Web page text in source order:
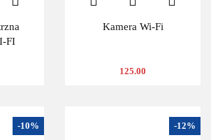
FI
Kamera Wi-Fi
125.00
-10% -12%